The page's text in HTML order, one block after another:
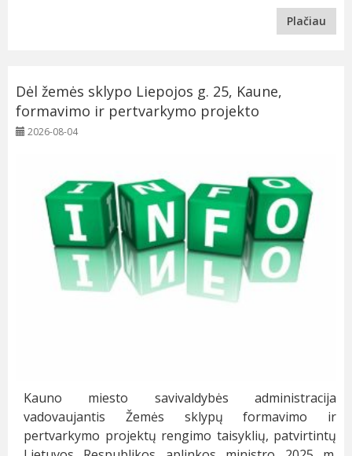
Plačiau
Dėl žemės sklypo Liepojos g. 25, Kaune,
formavimo ir pertvarkymo projekto
2026-08-04
Kauno miesto savivaldybės administracija
vadovaujantis Žemės sklypų formavimo ir
pertvarkymo projektų rengimo taisyklių, patvirtintų